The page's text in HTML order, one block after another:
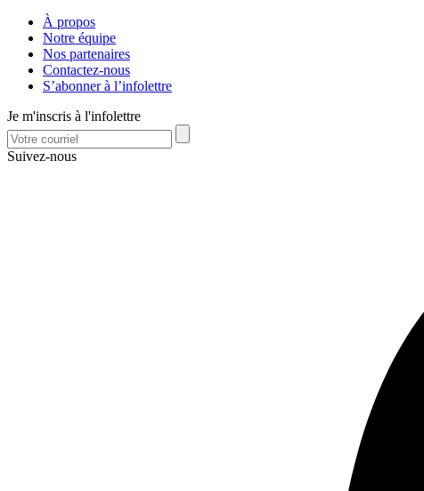
À propos
Notre équipe
Nos partenaires
Contactez-nous
S’abonner à l’infolettre
Je m'inscris à l'infolettre
Suivez-nous